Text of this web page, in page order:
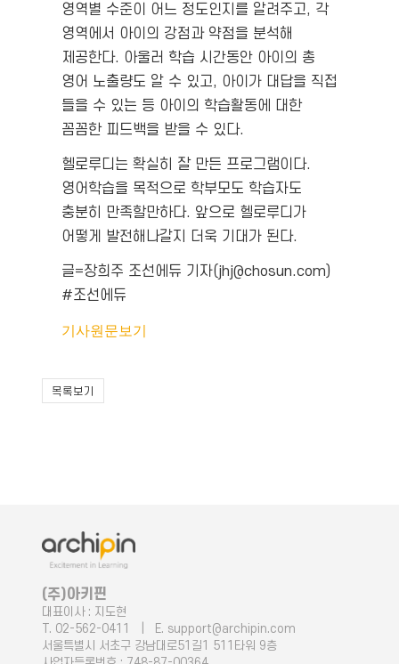
영역별 수준이 어느 정도인지를 알려주고, 각
영역에서 아이의 강점과 약점을 분석해
제공한다. 아울러 학습 시간동안 아이의 총
영어 노출량도 알 수 있고, 아이가 대답을 직접
들을 수 있는 등 아이의 학습활동에 대한
꼼꼼한 피드백을 받을 수 있다.
헬로루디는 확실히 잘 만든 프로그램이다.
영어학습을 목적으로 학부모도 학습자도
충분히 만족할만하다. 앞으로 헬로루디가
어떻게 발전해나갈지 더욱 기대가 된다.
글=장희주 조선에듀 기자(jhj@chosun.com)
#조선에듀
기사원문보기
목록보기
(주)아키핀
대표이사 : 지도현
T. 02-562-0411 | E. support@archipin.com
서울특별시 서초구 강남대로51길1 511타워 9층